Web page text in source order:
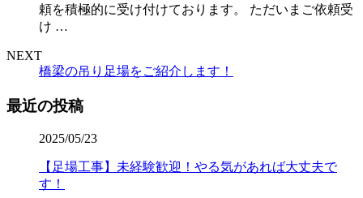
頼を積極的に受け付けております。 ただいまご依頼受
け …
NEXT
橋梁の吊り足場をご紹介します！
最近の投稿
2025/05/23
【足場工事】未経験歓迎！やる気があれば大丈夫で
す！